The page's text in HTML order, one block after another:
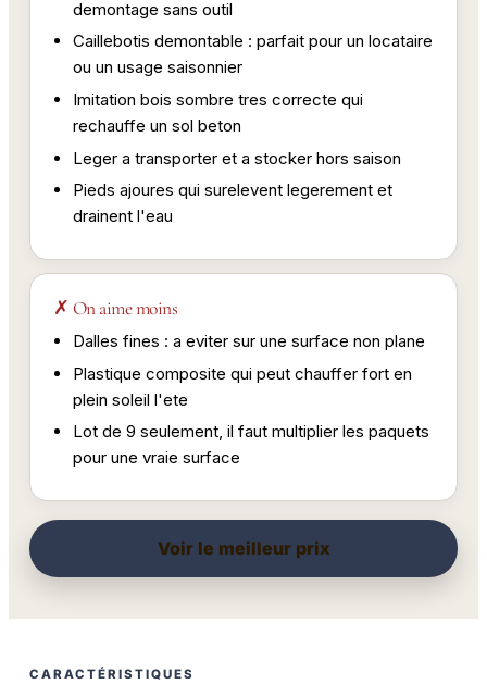
demontage sans outil
Caillebotis demontable : parfait pour un locataire
ou un usage saisonnier
Imitation bois sombre tres correcte qui
rechauffe un sol beton
Leger a transporter et a stocker hors saison
Pieds ajoures qui surelevent legerement et
drainent l'eau
✗ On aime moins
Dalles fines : a eviter sur une surface non plane
Plastique composite qui peut chauffer fort en
plein soleil l'ete
Lot de 9 seulement, il faut multiplier les paquets
pour une vraie surface
Voir le meilleur prix
CARACTÉRISTIQUES